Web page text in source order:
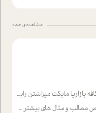
مشاهده ی همه
اخرصفحه گذاشته شده خب ادم خبره میره نصب میکنه میخونه ولی هرکسی گوشیش ظرفیتش نداره باتشکر
و مثال های بیشتر ی ارایه دهید